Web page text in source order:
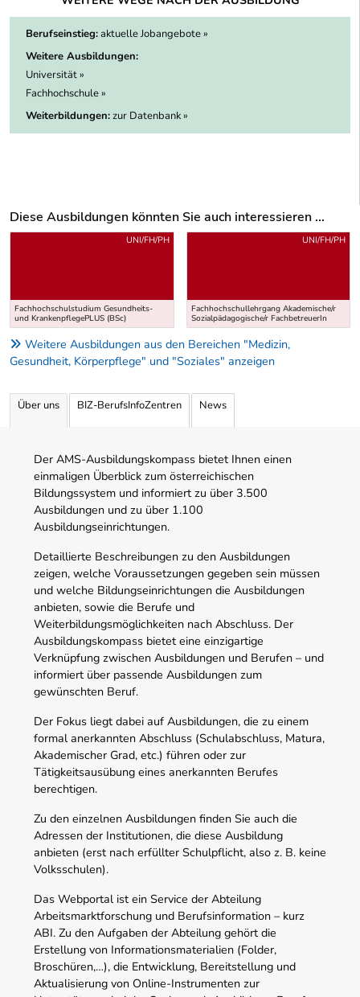
Berufseinstieg:aktuelle Jobangebote »
Weitere Ausbildungen:
Universität »
Fachhochschule »
Weiterbildungen:zur Datenbank »
Diese Ausbildungen könnten Sie auch interessieren ...
Uber weitere Ausbildungsvorschläge
Fachhochschulstudium Gesundheits-
und KrankenpflegePLUS (BSc)
UNI/FH/PH
Fachhochschullehrgang Akademische/r
Sozialpädagogische/r FachbetreuerIn
UNI/FH/PH
Weitere Ausbildungen aus den Bereichen "Medizin,
Gesundheit, Körperpflege" und "Soziales" anzeigen
Über uns BIZ-BerufsInfoZentren News
Der AMS-Ausbildungskompass bietet Ihnen einen
einmaligen Überblick zum österreichischen
Bildungssystem und informiert zu über 3.500
Ausbildungen und zu über 1.100
Ausbildungseinrichtungen.
Detaillierte Beschreibungen zu den Ausbildungen
zeigen, welche Voraussetzungen gegeben sein müssen
und welche Bildungseinrichtungen die Ausbildungen
anbieten, sowie die Berufe und
Weiterbildungsmöglichkeiten nach Abschluss. Der
Ausbildungskompass bietet eine einzigartige
Verknüpfung zwischen Ausbildungen und Berufen – und
informiert über passende Ausbildungen zum
gewünschten Beruf.
Der Fokus liegt dabei auf Ausbildungen, die zu einem
formal anerkannten Abschluss (Schulabschluss, Matura,
Akademischer Grad, etc.) führen oder zur
Tätigkeitsausübung eines anerkannten Berufes
berechtigen.
Zu den einzelnen Ausbildungen finden Sie auch die
Adressen der Institutionen, die diese Ausbildung
anbieten (erst nach erfüllter Schulpflicht, also z. B. keine
Volksschulen).
Das Webportal ist ein Service der Abteilung
Arbeitsmarktforschung und Berufsinformation – kurz
ABI. Zu den Aufgaben der Abteilung gehört die
Erstellung von Informationsmaterialien (Folder,
Broschüren,…), die Entwicklung, Bereitstellung und
Aktualisierung von Online-Instrumenten zur